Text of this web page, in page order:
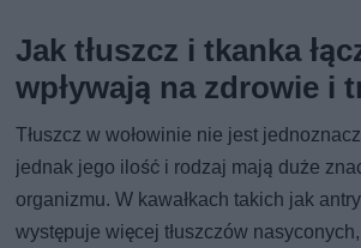
Jak tłuszcz i tkanka
wpływają na zdrowie i
Tłuszcz w wołowinie nie jest
jednak jego ilość i rodzaj mają duże
organizmu. W kawałkach takich jak
występuje więcej tłuszczów